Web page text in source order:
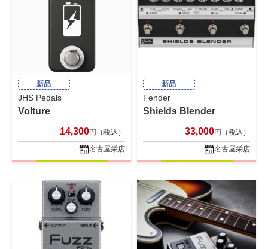
新品
JHS Pedals
Volture
14,300円（税込）
名古屋栄店
新品
Fender
Shields Blender
33,000円（税込）
名古屋栄店